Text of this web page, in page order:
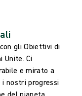
gli Obiettivi di
Unite. Ci
e mirato a
i nostri progressi
del pianeta.